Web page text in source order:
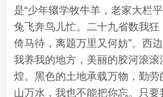
是“少年辍学牧牛羊，老家大栏
兔飞奔鸟儿忙。二十九省数我
倚马待，离题万里又何妨”。西
我养我的地方，美丽的胶河滚
煌。黑色的土地承载万物，勤
山万水，我也不能把你忘。只